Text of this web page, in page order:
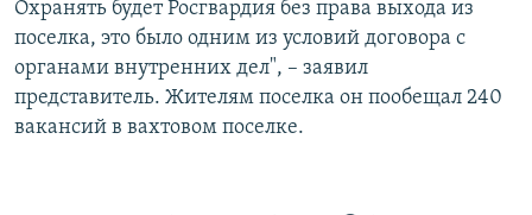
Охранять будет Росгвардия без права выхода из
поселка, это было одним из условий договора с
органами внутренних дел", – заявил
представитель. Жителям поселка он пообещал 240
вакансий в вахтовом поселке.